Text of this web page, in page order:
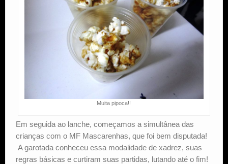
Muita pipoca!!
Em seguida ao lanche, começamos a simultânea das
crianças com o MF Mascarenhas, que foi bem disputada!
A garotada conheceu essa modalidade de xadrez, suas
regras básicas e curtiram suas partidas, lutando até o fim!